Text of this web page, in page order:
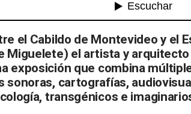
el agua para un
el Cabildo de Montevideo y el
Miguelete) el artista y
exposición que combina
sonoras, cartografías,
transgénicos e